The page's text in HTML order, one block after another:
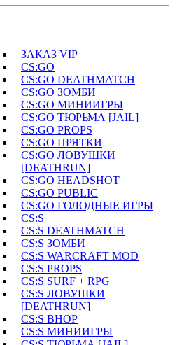
ЗАКАЗ VIP
CS:GO
CS:GO DEATHMATCH
CS:GO ЗОМБИ
CS:GO МИНИИГРЫ
CS:GO ТЮРЬМА [JAIL]
CS:GO PROPS
CS:GO ПРЯТКИ
CS:GO ЛОВУШКИ
[DEATHRUN]
CS:GO HEADSHOT
CS:GO PUBLIC
CS:GO ГОЛОДНЫЕ ИГРЫ
CS:S
CS:S DEATHMATCH
CS:S ЗОМБИ
CS:S WARCRAFT MOD
CS:S PROPS
CS:S SURF + RPG
CS:S ЛОВУШКИ
[DEATHRUN]
CS:S BHOP
CS:S МИНИИГРЫ